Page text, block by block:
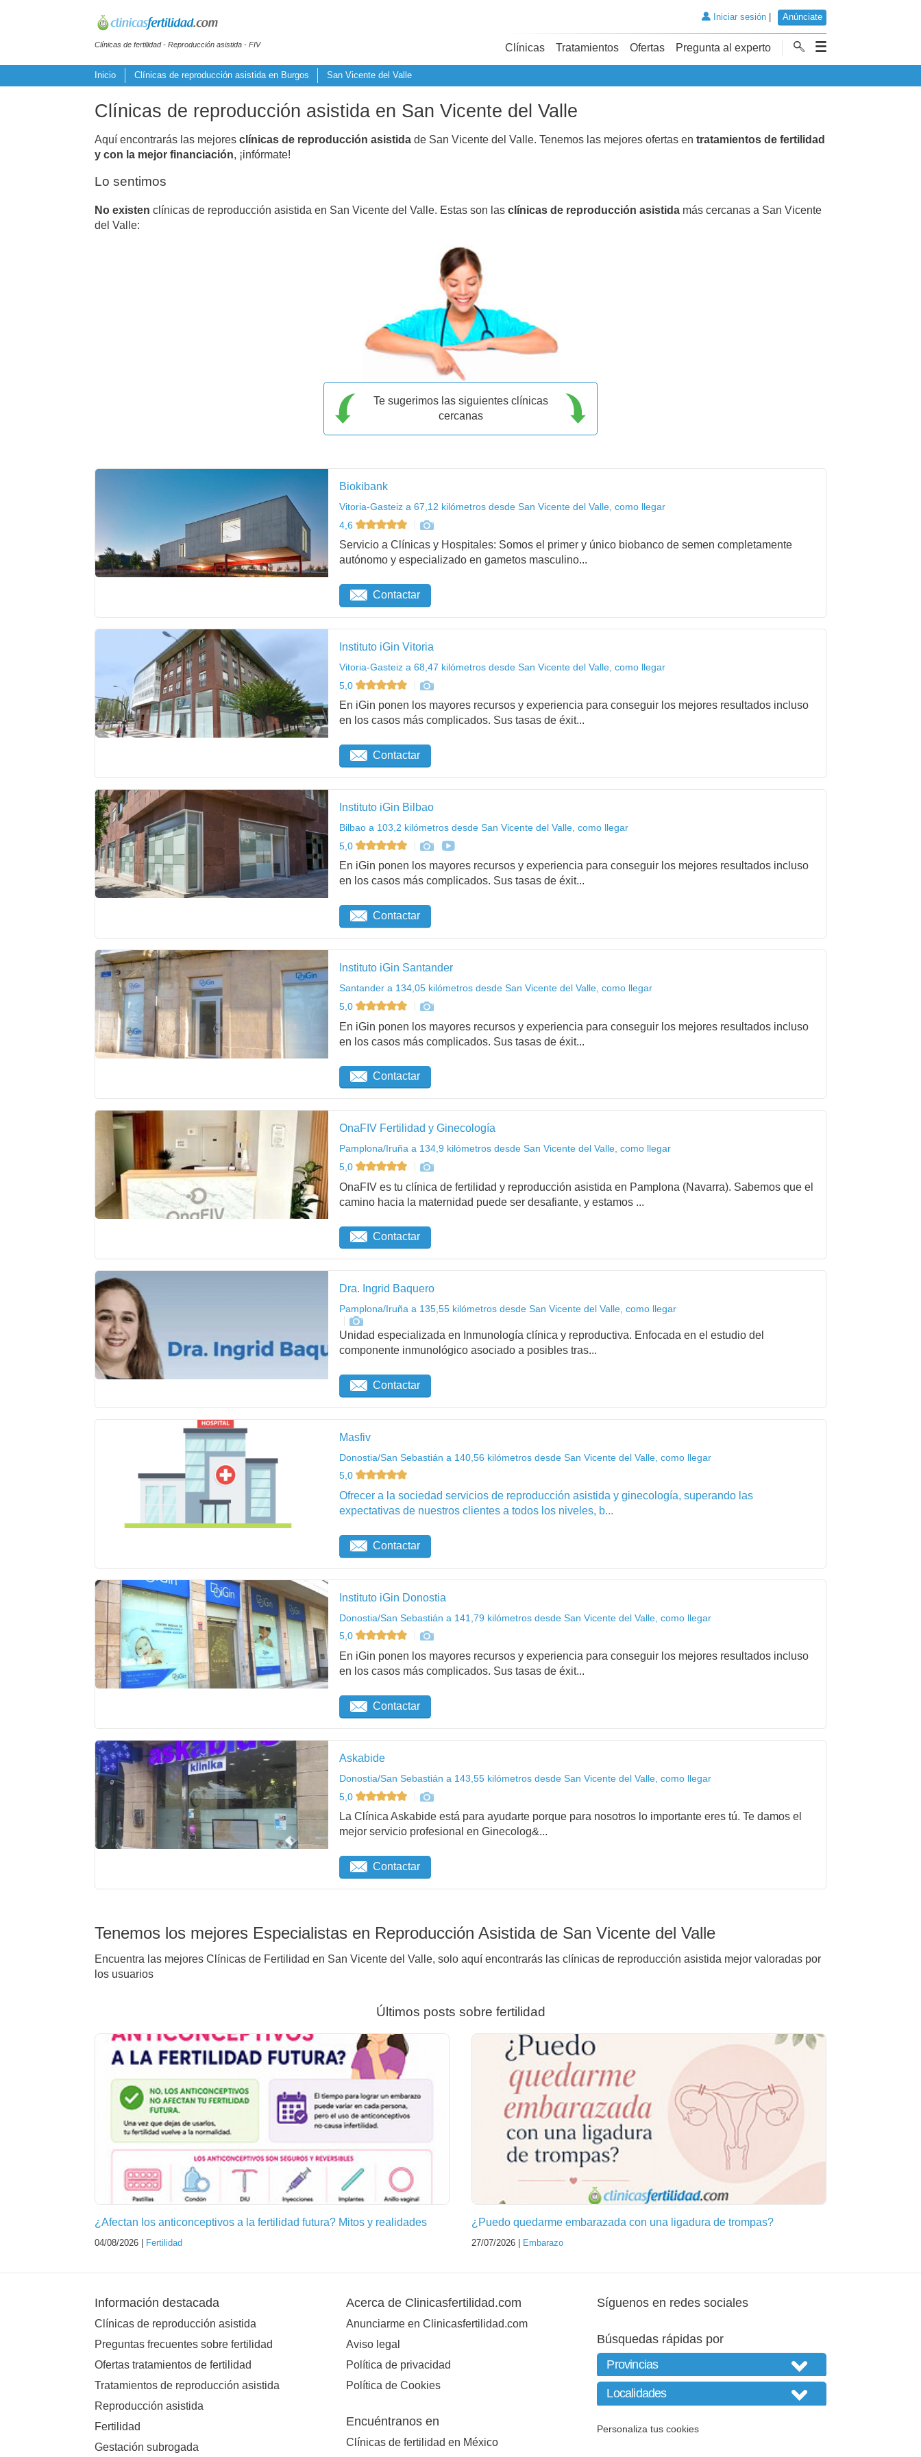
Clínicas de fertilidad - Reproducción asistida - FIV
Iniciar sesión| Anúnciate
Clínicas Tratamientos Ofertas Pregunta al experto
Inicio Clínicas de reproducción asistida en Burgos San Vicente del Valle
Clínicas de reproducción asistida en San Vicente del Valle
Aquí encontrarás las mejores clínicas de reproducción asistida de San Vicente del Valle. Tenemos las mejores ofertas en tratamientos de fertilidad
y con la mejor financiación, ¡infórmate!
Lo sentimos
No existen clínicas de reproducción asistida en San Vicente del Valle. Estas son las clínicas de reproducción asistida más cercanas a San Vicente
del Valle:
Te sugerimos las siguientes clínicas
cercanas
Biokibank
Vitoria-Gasteiz a 67,12 kilómetros desde San Vicente del Valle, como llegar
4,6
Servicio a Clínicas y Hospitales: Somos el primer y único biobanco de semen completamente
autónomo y especializado en gametos masculino...
Contactar
Instituto iGin Vitoria
Vitoria-Gasteiz a 68,47 kilómetros desde San Vicente del Valle, como llegar
5,0
En iGin ponen los mayores recursos y experiencia para conseguir los mejores resultados incluso
en los casos más complicados. Sus tasas de éxit...
Contactar
Instituto iGin Bilbao
Bilbao a 103,2 kilómetros desde San Vicente del Valle, como llegar
5,0
En iGin ponen los mayores recursos y experiencia para conseguir los mejores resultados incluso
en los casos más complicados. Sus tasas de éxit...
Contactar
Instituto iGin Santander
Santander a 134,05 kilómetros desde San Vicente del Valle, como llegar
5,0
En iGin ponen los mayores recursos y experiencia para conseguir los mejores resultados incluso
en los casos más complicados. Sus tasas de éxit...
Contactar
OnaFIV Fertilidad y Ginecología
Pamplona/Iruña a 134,9 kilómetros desde San Vicente del Valle, como llegar
5,0
OnaFIV es tu clínica de fertilidad y reproducción asistida en Pamplona (Navarra). Sabemos que el
camino hacia la maternidad puede ser desafiante, y estamos ...
Contactar
Dra. Ingrid Baquero
Pamplona/Iruña a 135,55 kilómetros desde San Vicente del Valle, como llegar
Unidad especializada en Inmunología clínica y reproductiva. Enfocada en el estudio del
componente inmunológico asociado a posibles tras...
Contactar
Masfiv
Donostia/San Sebastián a 140,56 kilómetros desde San Vicente del Valle, como llegar
5,0
Ofrecer a la sociedad servicios de reproducción asistida y ginecología, superando las
expectativas de nuestros clientes a todos los niveles, b...
Contactar
Instituto iGin Donostia
Donostia/San Sebastián a 141,79 kilómetros desde San Vicente del Valle, como llegar
5,0
En iGin ponen los mayores recursos y experiencia para conseguir los mejores resultados incluso
en los casos más complicados. Sus tasas de éxit...
Contactar
Askabide
Donostia/San Sebastián a 143,55 kilómetros desde San Vicente del Valle, como llegar
5,0
La Clínica Askabide está para ayudarte porque para nosotros lo importante eres tú. Te damos el
mejor servicio profesional en Ginecolog&...
Contactar
Tenemos los mejores Especialistas en Reproducción Asistida de San Vicente del Valle
Encuentra las mejores Clínicas de Fertilidad en San Vicente del Valle, solo aquí encontrarás las clínicas de reproducción asistida mejor valoradas por
los usuarios
Últimos posts sobre fertilidad
¿Afectan los anticonceptivos a la fertilidad futura? Mitos y realidades
04/08/2026 | Fertilidad
¿Puedo quedarme embarazada con una ligadura de trompas?
27/07/2026 | Embarazo
Información destacada
Clínicas de reproducción asistida
Preguntas frecuentes sobre fertilidad
Ofertas tratamientos de fertilidad
Tratamientos de reproducción asistida
Reproducción asistida
Fertilidad
Gestación subrogada
Acerca de Clinicasfertilidad.com
Anunciarme en Clinicasfertilidad.com
Aviso legal
Política de privacidad
Política de Cookies
Encuéntranos en
Clínicas de fertilidad en México
Síguenos en redes sociales
Búsquedas rápidas por
Personaliza tus cookies